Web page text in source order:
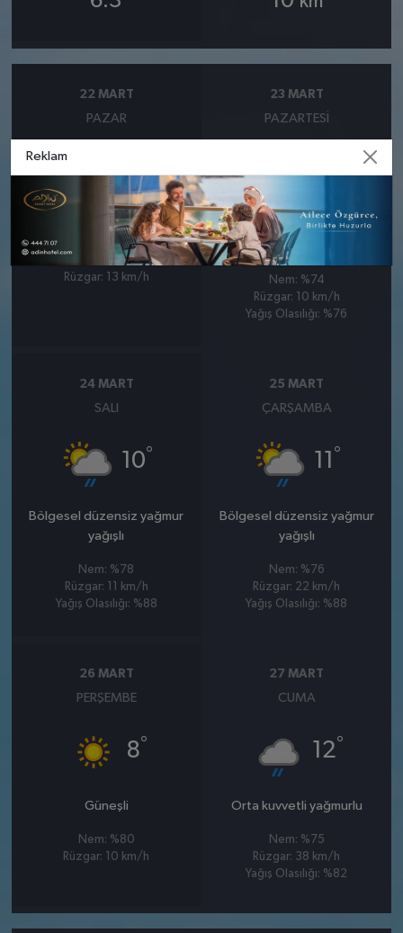
22 MART
PAZAR
10
Bulutlu
Nem: %76
Rüzgar: 13 km/h
23 MART
PAZARTESI
11
Bölgesel düzensiz yağmur
yağışlı
Nem: %74
Rüzgar: 10 km/h
Yağış Olasılığı: %76
24 MART
SALI
10°
Bölgesel düzensiz yağmur
yağışlı
Nem: %78
Rüzgar: 11 km/h
Yağış Olasılığı: %88
25 MART
ÇARŞAMBA
11 °
Bölgesel düzensiz yağmur
yağışlı
Nem: %76
Rüzgar: 22 km/h
Yağış Olasılığı: %88
26 MART
PERŞEMBE
8°
Güneşli
Nem: %80
Rüzgar: 10 km/h
27 MART
CUMA
12°
Orta kuvvetli yağmurlu
Nem: %75
Rüzgar: 38 km/h
Yağış Olasılığı: %82
Reklam